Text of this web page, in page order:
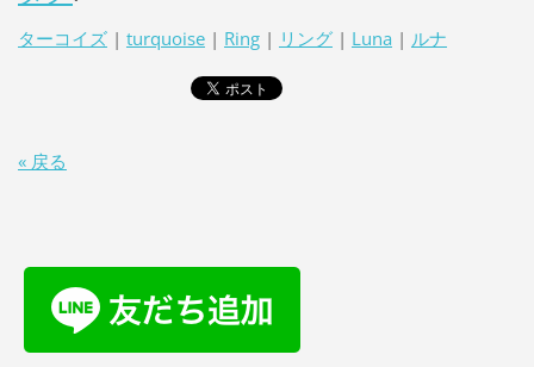
ターコイズ | turquoise | Ring | リング | Luna | ルナ
« 戻る